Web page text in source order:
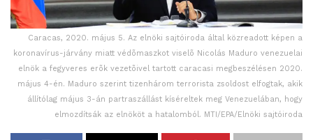
Caracas, 2020. május 5. Az elnöki sajtóiroda által közreadott képen a
koronavírus-járvány miatt védõmaszkot viselõ Nicolás Maduro venezuelai
elnök a fegyveres erõk vezetõivel tartott caracasi megbeszélésen 2020.
május 4-én. Maduro szerint tizenhárom terrorista zsoldost elfogtak, akik
állítólag május 3-án partraszállást kíséreltek meg Venezuelában, hogy
elmozdítsák az elnököt a hatalomból. MTI/EPA/Elnöki sajtóiroda